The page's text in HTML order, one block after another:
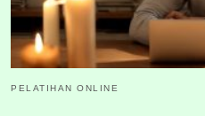
PELATIHAN ONLINE